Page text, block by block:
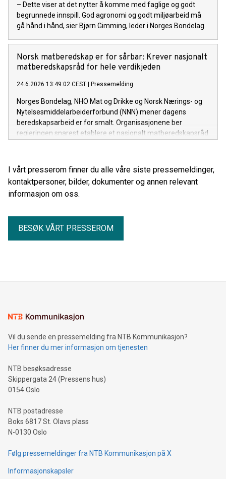
– Dette viser at det nytter å komme med faglige og godt
begrunnede innspill. God agronomi og godt miljøarbeid må
gå hånd i hånd, sier Bjørn Gimming, leder i Norges Bondelag.
Norsk matberedskap er for sårbar: Krever nasjonalt
matberedskapsråd for hele verdikjeden
24.6.2026 13:49:02 CEST Pressemelding
Norges Bondelag, NHO Mat og Drikke og Norsk Nærings- og
Nytelsesmiddelarbeiderforbund (NNN) mener dagens
beredskapsarbeid er for smalt. Organisasjonene ber
regjeringen snarest etablere et nasjonalt matberedskapsråd
I vårt presserom finner du alle våre siste pressemeldinger,
kontaktpersoner, bilder, dokumenter og annen relevant
informasjon om oss.
BESØK VÅRT PRESSEROM
Vil du sende en pressemelding fra NTB Kommunikasjon?
Her finner du mer informasjon om tjenesten
NTB besøksadresse
Skippergata 24 (Pressens hus)
0154 Oslo
NTB postadresse
Boks 6817 St. Olavs plass
N-0130 Oslo
Følg pressemeldinger fra NTB Kommunikasjon på X
Informasjonskapsler